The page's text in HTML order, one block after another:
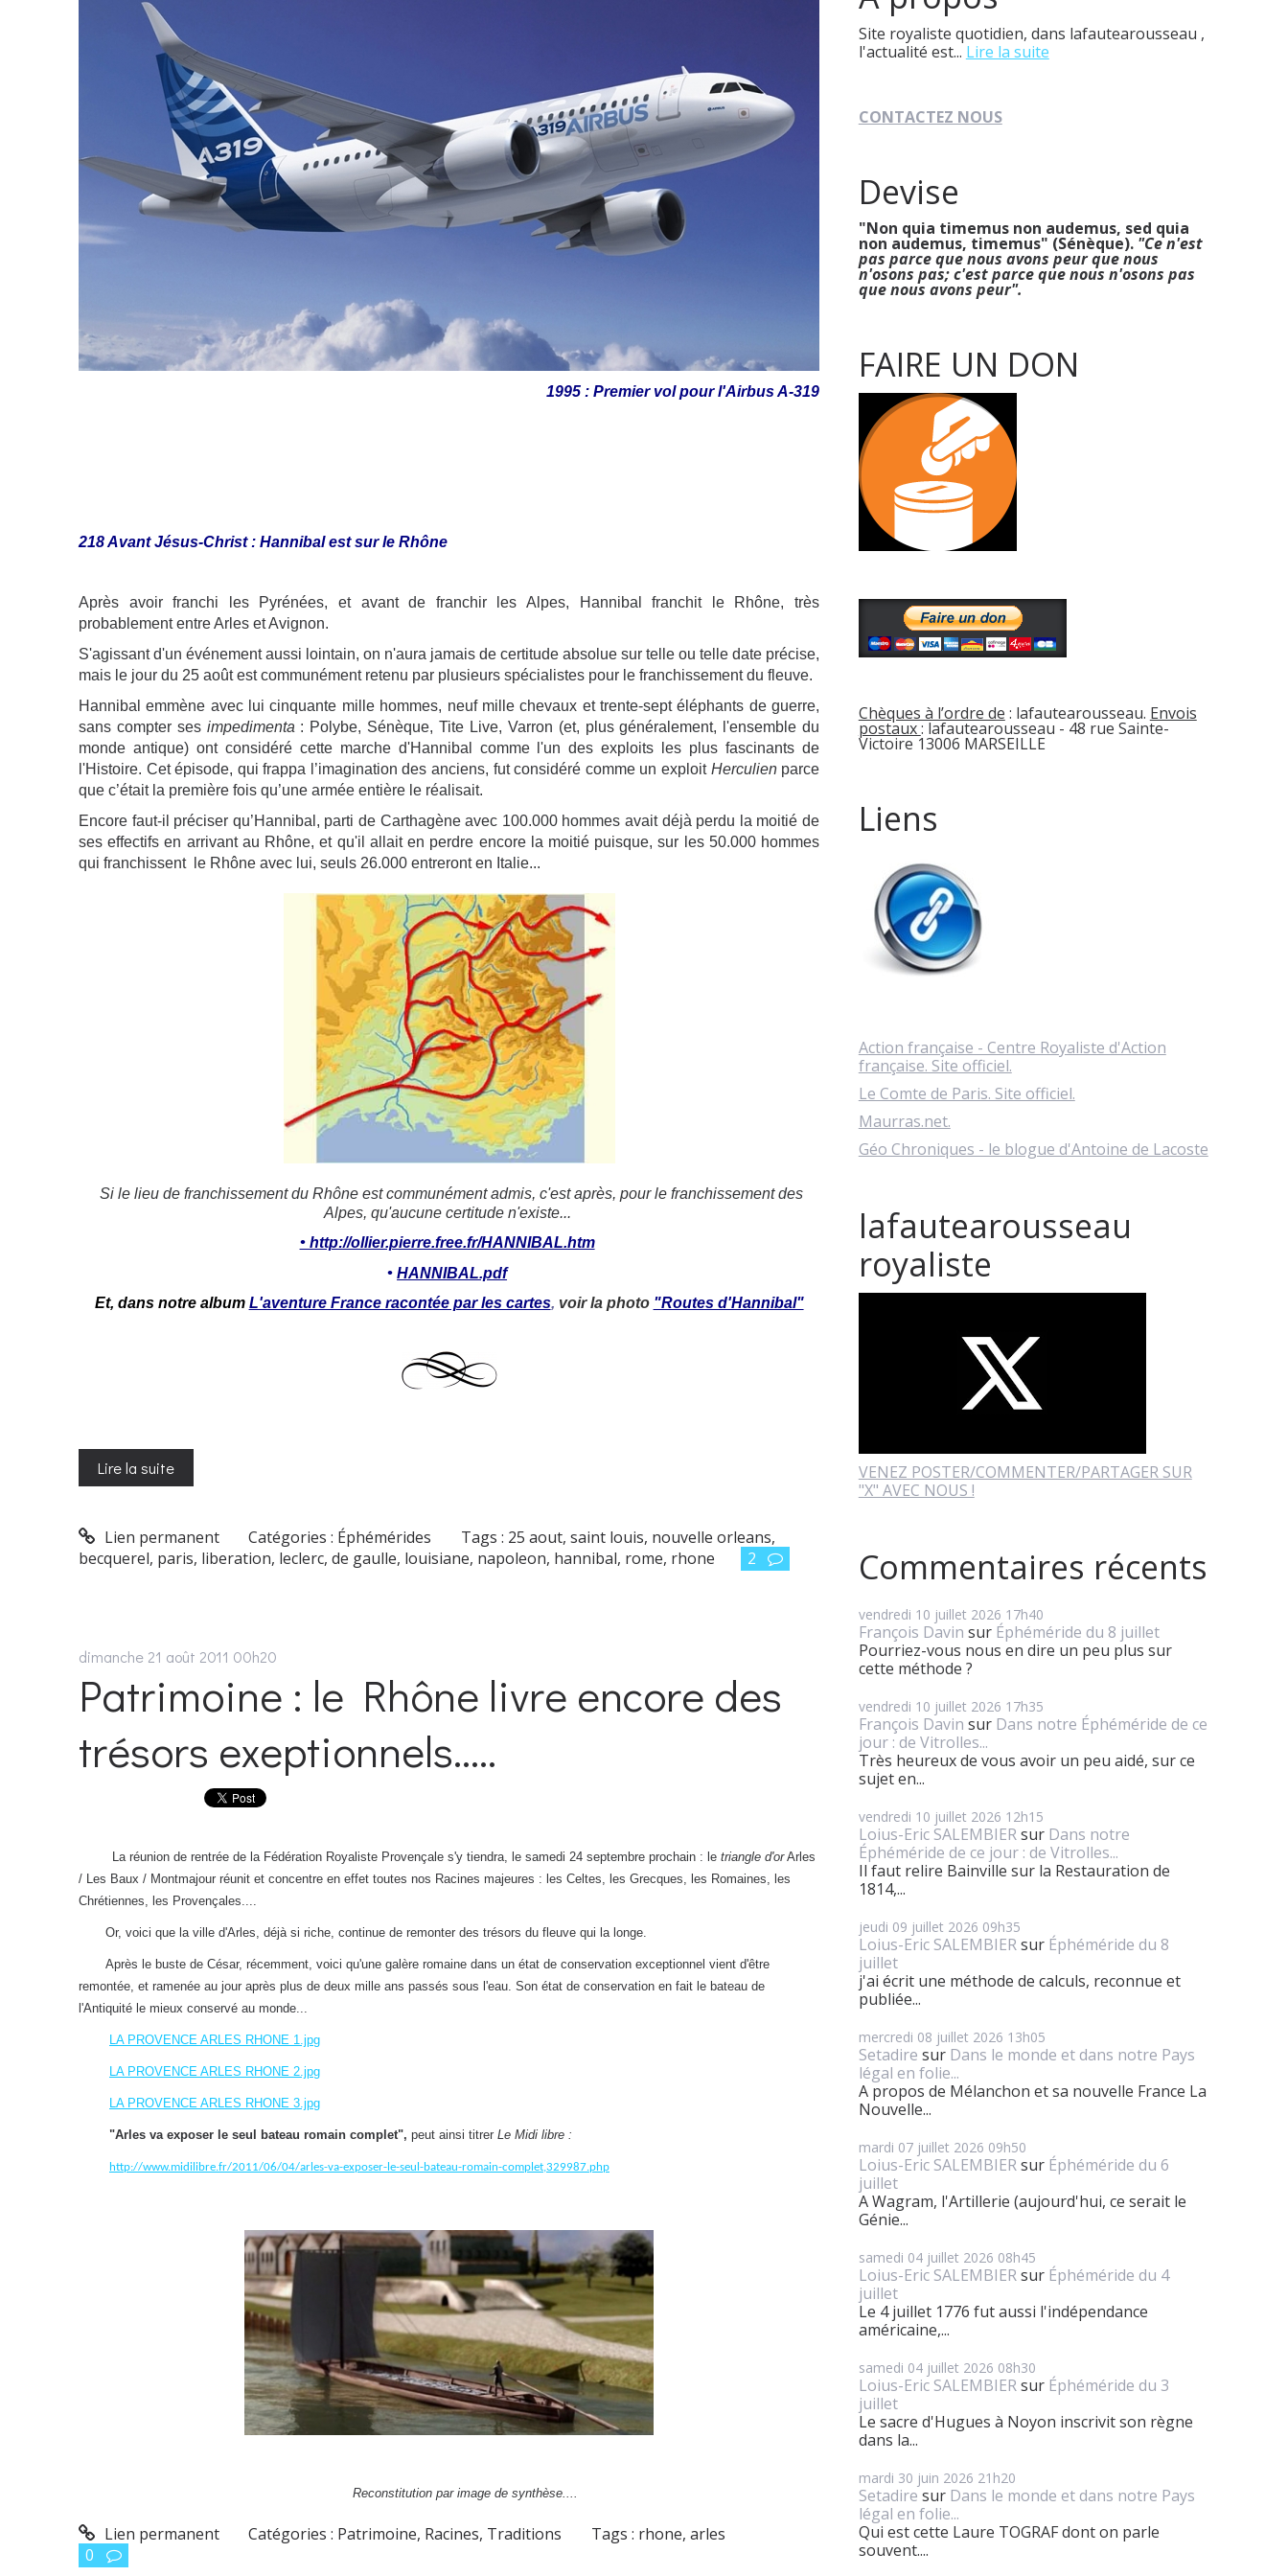
1995 : Premier vol pour l'Airbus A-319
218 Avant Jésus-Christ : Hannibal est sur le Rhône
Après avoir franchi les Pyrénées, et avant de franchir les Alpes, Hannibal franchit le Rhône, très
probablement entre Arles et Avignon.
S'agissant d'un événement aussi lointain, on n'aura jamais de certitude absolue sur telle ou telle date précise,
mais le jour du 25 août est communément retenu par plusieurs spécialistes pour le franchissement du fleuve.
Hannibal emmène avec lui cinquante mille hommes, neuf mille chevaux et trente-sept éléphants de guerre,
sans compter ses impedimenta : Polybe, Sénèque, Tite Live, Varron (et, plus généralement, l'ensemble du
monde antique) ont considéré cette marche d'Hannibal comme l'un des exploits les plus fascinants de
l'Histoire. Cet épisode, qui frappa l’imagination des anciens, fut considéré comme un exploit Herculienparce
que c’était la première fois qu’une armée entière le réalisait.
Encore faut-il préciser qu’Hannibal, parti de Carthagène avec 100.000 hommes avait déjà perdu la moitié de
ses effectifs en arrivant au Rhône, et qu'il allait en perdre encore la moitié puisque, sur les 50.000 hommes
qui franchissent le Rhône avec lui, seuls 26.000 entreront en Italie...
Si le lieu de franchissement du Rhône est communément admis, c'est après, pour le franchissement des
Alpes, qu'aucune certitude n'existe...
• http://ollier.pierre.free.fr/HANNIBAL.htm
•HANNIBAL.pdf
Et, dans notre album L'aventure France racontée par les cartes, voir la photo "Routes d'Hannibal"
Lire la suite
Lien permanent Catégories : Éphémérides Tags : 25 aout,saint louis, nouvelle orleans,
becquerel, paris, liberation, leclerc, de gaulle, louisiane, napoleon, hannibal, rome, rhone 2
dimanche 21 août 2011 00h20
Patrimoine : le Rhône livre encore des
trésors exeptionnels.....
La réunion de rentrée de la Fédération Royaliste Provençale s'y tiendra, le samedi 24 septembre prochain : le triangle d'orArles
/ Les Baux / Montmajour réunit et concentre en effet toutes nos Racines majeures : les Celtes, les Grecques, les Romaines, les
Chrétiennes, les Provençales....
Or, voici que la ville d'Arles, déjà si riche, continue de remonter des trésors du fleuve qui la longe.
Après le buste de César, récemment, voici qu'une galère romaine dans un état de conservation exceptionnel vient d'être
remontée, et ramenée au jour après plus de deux mille ans passés sous l'eau. Son état de conservation en fait le bateau de
l'Antiquité le mieux conservé au monde...
LA PROVENCE ARLES RHONE 1.jpg
LA PROVENCE ARLES RHONE 2.jpg
LA PROVENCE ARLES RHONE 3.jpg
"Arles va exposer le seul bateau romain complet", peut ainsi titrer Le Midi libre :
http://www.midilibre.fr/2011/06/04/arles-va-exposer-le-seul-bateau-romain-complet,329987.php
Reconstitution par image de synthèse....
Lien permanent Catégories : Patrimoine, Racines, Traditions Tags : rhone,arles
0
Site royaliste quotidien, dans lafautearousseau ,
l'actualité est... Lire la suite
CONTACTEZ NOUS
Devise
"Non quia timemus non audemus, sed quia
non audemus, timemus" (Sénèque). "Ce n'est
pas parce que nous avons peur que nous
n'osons pas; c'est parce que nous n'osons pas
que nous avons peur".
FAIRE UN DON
Chèques à l’ordre de : lafautearousseau. Envois
postaux: lafautearousseau - 48 rue Sainte-
Victoire 13006 MARSEILLE
Liens
Action française - Centre Royaliste d'Action
française. Site officiel.
Le Comte de Paris. Site officiel.
Maurras.net.
Géo Chroniques - le blogue d'Antoine de Lacoste
lafautearousseau
royaliste
VENEZ POSTER/COMMENTER/PARTAGER SUR
"X" AVEC NOUS !
Commentaires récents
vendredi 10 juillet 2026 17h40
François Davin sur Éphéméride du 8 juillet
Pourriez-vous nous en dire un peu plus sur
cette méthode ?
vendredi 10 juillet 2026 17h35
François Davin sur Dans notre Éphéméride de ce
jour : de Vitrolles...
Très heureux de vous avoir un peu aidé, sur ce
sujet en...
vendredi 10 juillet 2026 12h15
Loius-Eric SALEMBIERsur Dans notre
Éphéméride de ce jour : de Vitrolles...
Il faut relire Bainville sur la Restauration de
1814,...
jeudi 09 juillet 2026 09h35
Loius-Eric SALEMBIERsur Éphéméride du 8
juillet
j'ai écrit une méthode de calculs, reconnue et
publiée...
mercredi 08 juillet 2026 13h05
Setadire sur Dans le monde et dans notre Pays
légal en folie...
A propos de Mélanchon et sa nouvelle France La
Nouvelle...
mardi 07 juillet 2026 09h50
Loius-Eric SALEMBIERsur Éphéméride du 6
juillet
A Wagram, l'Artillerie (aujourd'hui, ce serait le
Génie...
samedi 04 juillet 2026 08h45
Loius-Eric SALEMBIERsur Éphéméride du 4
juillet
Le 4 juillet 1776 fut aussi l'indépendance
américaine,...
samedi 04 juillet 2026 08h30
Loius-Eric SALEMBIERsur Éphéméride du 3
juillet
Le sacre d'Hugues à Noyon inscrivit son règne
dans la...
mardi 30 juin 2026 21h20
Setadire sur Dans le monde et dans notre Pays
légal en folie...
Qui est cette Laure TOGRAF dont on parle
souvent....